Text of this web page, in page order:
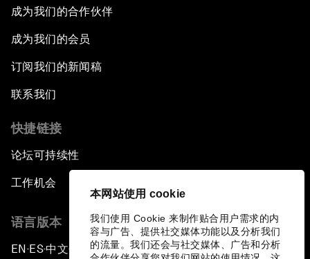
本网站使用 cookie
我们使用 Cookie 来制作贴合用户需求的内
容与广告、提供社交媒体功能以及分析我们
的流量。我们还会与社交媒体、广告和分析
成为我们的合作伙伴
成为我们的会员
订阅我们的新闻稿
联系我们
快捷链接
论坛可持续性
工作机会
语言版本
EN ▪ ES▪中文▪ 日本語